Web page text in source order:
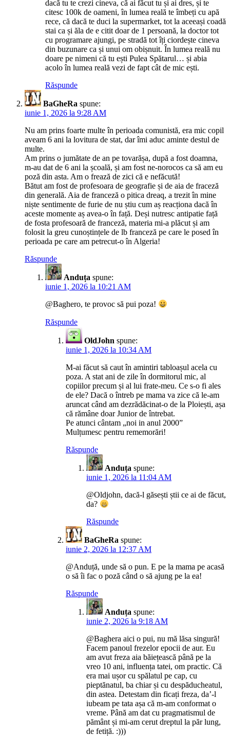
dacă tu te crezi cineva, că ai făcut tu și ai dres, și te
citesc 100k de oameni, în lumea reală te îmbeți cu apă
rece, că dacă te duci la supermarket, tot la aceeași coadă
stai ca și ăla de e citit doar de 1 persoană, la doctor tot
cu programare ajungi, pe stradă tot îți ciordește cineva
din buzunare ca și unui om obișnuit. În lumea reală nu
doare pe nimeni că tu ești Pulea Spătarul… și abia
acolo în lumea reală vezi de fapt cât de mic ești.
Răspunde
BaGheRa spune:
iunie 1, 2026 la 9:28 AM
Nu am prins foarte multe în perioada comunistă, era mic copil
aveam 6 ani la lovitura de stat, dar îmi aduc aminte destul de
multe.
Am prins o jumătate de an pe tovarășa, după a fost doamna,
m-au dat de 6 ani la școală, și am fost ne-norocos ca să am eu
poză din asta. Am o frează de zici că e nefăcută!
Bătut am fost de profesoara de geografie și de aia de fraceză
din generală. Aia de franceză o pitica dreaq, a trezit în mine
niște sentimente de furie de nu știu cum aș reacționa dacă în
aceste momente aș avea-o în față. Deși nutresc antipatie față
de fosta profesoară de franceză, materia mi-a plăcut și am
folosit la greu cunoștințele de lb franceză pe care le posed în
perioada pe care am petrecut-o în Algeria!
Răspunde
Anduța spune:
iunie 1, 2026 la 10:21 AM
@Baghero, te provoc să pui poza!
Răspunde
OldJohn spune:
iunie 1, 2026 la 10:34 AM
M-ai făcut să caut în amintiri tabloașul acela cu
poza. A stat ani de zile în dormitorul mic, al
copiilor precum și al lui frate-meu. Ce s-o fi ales
de ele? Dacă o întreb pe mama va zice că le-am
aruncat când am dezrădăcinat-o de la Ploiești, așa
că rămâne doar Junior de întrebat.
Pe atunci cântam „noi in anul 2000”
Mulțumesc pentru rememorări!
Răspunde
Anduța spune:
iunie 1, 2026 la 11:04 AM
@Oldjohn, dacă-l găsești știi ce ai de făcut,
da?
Răspunde
BaGheRa spune:
iunie 2, 2026 la 12:37 AM
@Anduță, unde să o pun. E pe la mama pe acasă
o să îi fac o poză când o să ajung pe la ea!
Răspunde
Anduța spune:
iunie 2, 2026 la 9:18 AM
@Baghera aici o pui, nu mă lăsa singură!
Facem panoul frezelor epocii de aur. Eu
am avut freza aia băiețească până pe la
vreo 10 ani, influența tatei, om practic. Că
era mai ușor cu spălatul pe cap, cu
pieptănatul, ba chiar și cu despăducheatul,
din astea. Detestam din ficați freza, da’-l
iubeam pe tata așa că m-am conformat o
vreme. Până am dat cu pragmatismul de
pământ și mi-am cerut dreptul la păr lung,
de fetiță. :)))